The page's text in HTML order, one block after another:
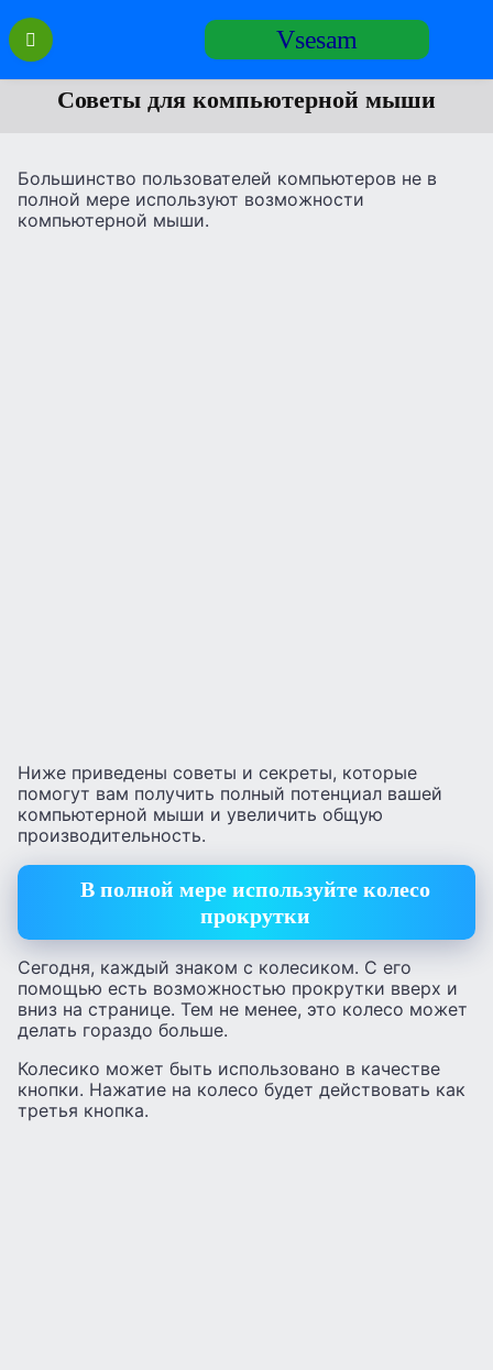
Перейти
содержанию
Vsesam
Советы для компьютерной мыши
Большинство пользователей компьютеров не в
полной мере используют возможности
компьютерной мыши.
Ниже приведены советы и секреты, которые
помогут вам получить полный потенциал вашей
компьютерной мыши и увеличить общую
производительность.
В полной мере используйте колесо
прокрутки
Сегодня, каждый знаком с колесиком. С его
помощью есть возможностью прокрутки вверх и
вниз на странице. Тем не менее, это колесо может
делать гораздо больше.
Колесико может быть использовано в качестве
кнопки. Нажатие на колесо будет действовать как
третья кнопка.